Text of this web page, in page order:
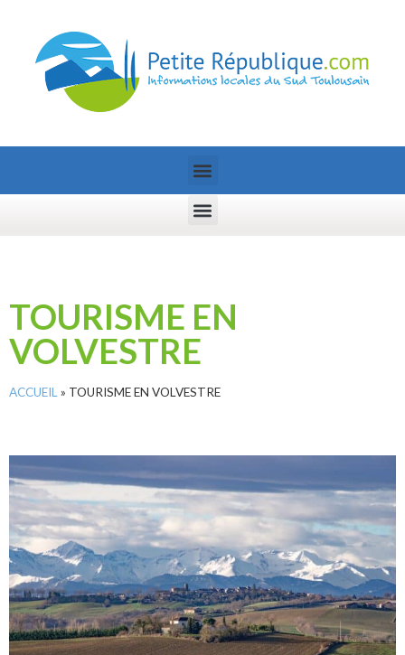
TOURISME EN
VOLVESTRE
ACCUEIL » TOURISME EN VOLVESTRE